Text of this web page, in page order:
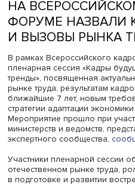
НА
ФОРУМЕ
И ВЫЗОВЫ
В рамках Всероссийского
пленарная сессия
тренды», посвященная
рынке труда, результатам
ближайшие 7 лет, новым
стратегии адаптации
Мероприятие прошло при
министерств и ведомств,
экспертного сообщества,